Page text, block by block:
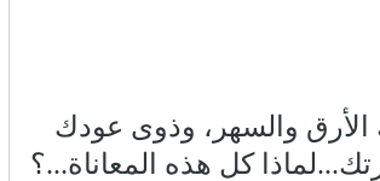
الأرق والسهر، وذوى عودك
كل هذه المعاناة...؟